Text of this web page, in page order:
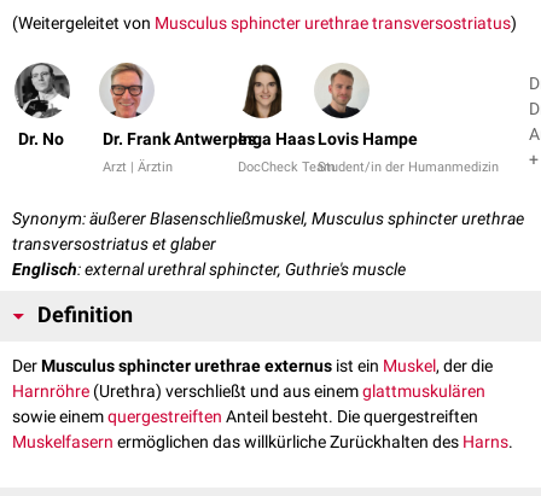
(Weitergeleitet von Musculus sphincter urethrae transversostriatus)
Dr. No Dr. Frank Antwerpes
Arzt | Ärztin
Inga Haas
DocCheck Team
Lovis Hampe
Student/in der Humanmedizin
Synonym: äußerer Blasenschließmuskel, Musculus sphincter urethrae
transversostriatus et glaber
Englisch: external urethral sphincter, Guthrie's muscle
Definition
DerMusculus sphincter urethrae externus ist ein Muskel, der die
Harnröhre (Urethra) verschließt und aus einemglattmuskulären
sowie einemquergestreiften Anteil besteht. Die quergestreiften
Muskelfasern ermöglichen das willkürliche Zurückhalten des Harns.